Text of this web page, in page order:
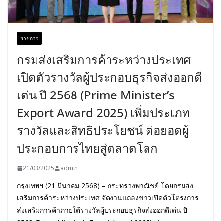
ราชการ
กรมส่งเสริมการค้าระหว่างประเทศ
เปิดตัวรางวัลผู้ประกอบธุรกิจส่งออกดี
เด่น ปี 2568 (Prime Minister’s
Export Award 2025) เพิ่มประเภท
รางวัลและสิทธิประโยชน์ ต่อยอดผู้
ประกอบการไทยสู่ตลาดโลก
21/03/2025 admin
กรุงเทพฯ (21 มีนาคม 2568) – กระทรวงพาณิชย์ โดยกรมส่ง
เสริมการค้าระหว่างประเทศ จัดงานแถลงข่าวเปิดตัวโตรงการ
ส่งเสริมการค้าภายใต้รางวัลผู้ประกอบธุรกิจส่งออกดีเด่น ปี